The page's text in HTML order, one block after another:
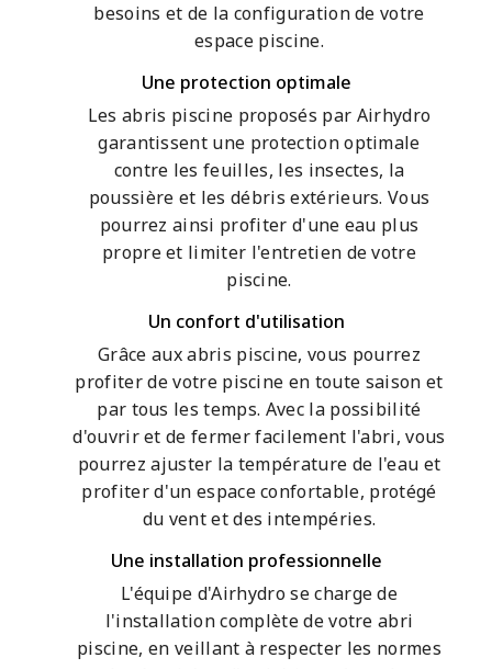
besoins et de la configuration de votre
espace piscine.
Une protection optimale
Les abris piscine proposés par Airhydro
garantissent une protection optimale
contre les feuilles, les insectes, la
poussière et les débris extérieurs. Vous
pourrez ainsi profiter d'une eau plus
propre et limiter l'entretien de votre
piscine.
Un confort d'utilisation
Grâce aux abris piscine, vous pourrez
profiter de votre piscine en toute saison et
par tous les temps. Avec la possibilité
d'ouvrir et de fermer facilement l'abri, vous
pourrez ajuster la température de l'eau et
profiter d'un espace confortable, protégé
du vent et des intempéries.
Une installation professionnelle
L'équipe d'Airhydro se charge de
l'installation complète de votre abri
piscine, en veillant à respecter les normes